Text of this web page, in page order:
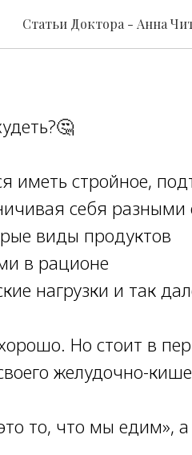
Статьи Доктора - Анна
иметь стройное,
себя разными
виды продуктов
в рационе
нагрузки и так
Но стоит в
желудочно-
то, что мы едим»,